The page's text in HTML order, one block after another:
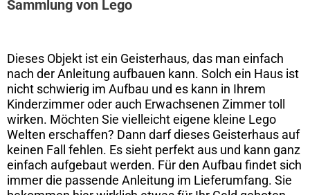
Sammlung von Lego
Dieses Objekt ist ein Geisterhaus, das man einfach
nach der Anleitung aufbauen kann. Solch ein Haus ist
nicht schwierig im Aufbau und es kann in Ihrem
Kinderzimmer oder auch Erwachsenen Zimmer toll
wirken. Möchten Sie vielleicht eigene kleine Lego
Welten erschaffen? Dann darf dieses Geisterhaus auf
keinen Fall fehlen. Es sieht perfekt aus und kann ganz
einfach aufgebaut werden. Für den Aufbau findet sich
immer die passende Anleitung im Lieferumfang. Sie